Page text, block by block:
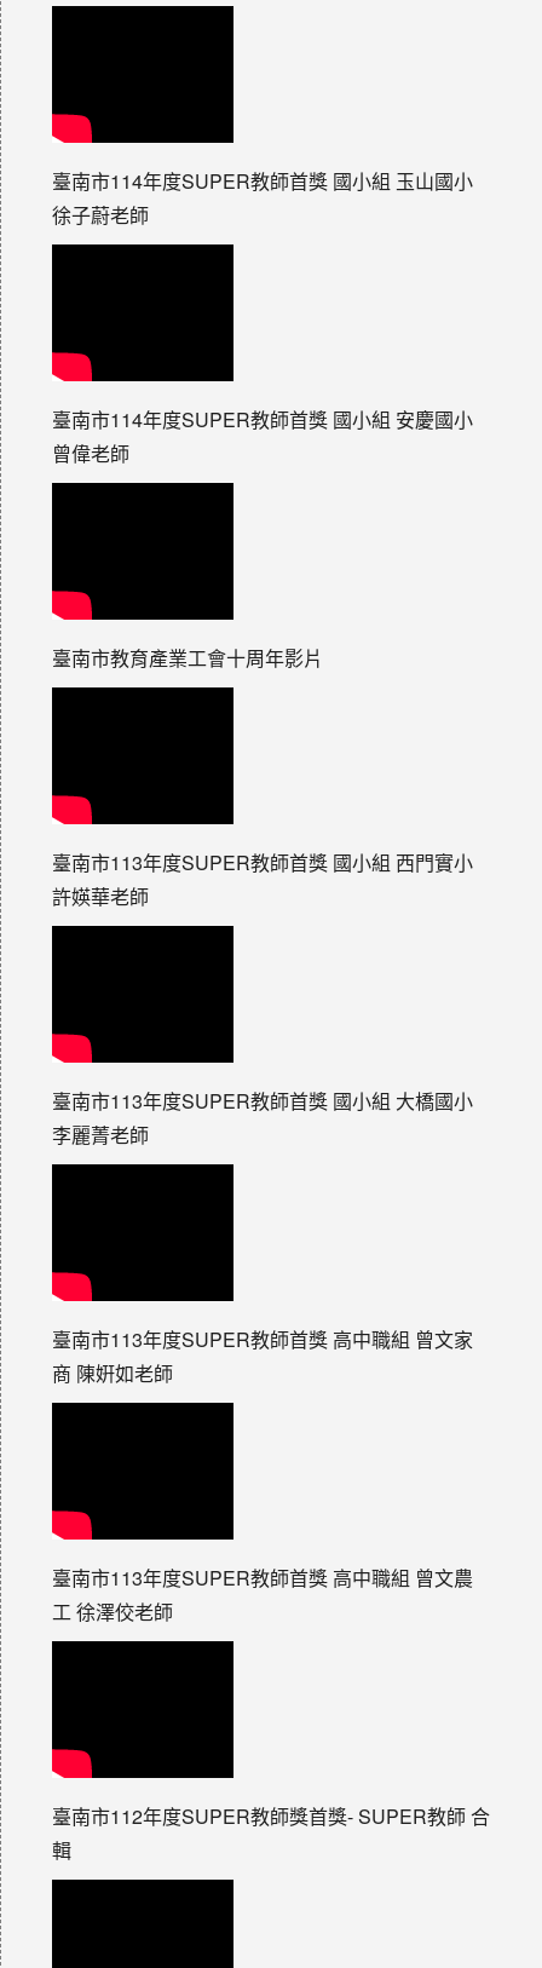
臺南市114年度SUPER教師首獎 國小組 玉山國小
徐子蔚老師
臺南市114年度SUPER教師首獎 國小組 安慶國小
曾偉老師
臺南市教育產業工會十周年影片
臺南市113年度SUPER教師首獎 國小組 西門實小
許媖華老師
臺南市113年度SUPER教師首獎 國小組 大橋國小
李麗菁老師
臺南市113年度SUPER教師首獎 高中職組 曾文家
商 陳姸如老師
臺南市113年度SUPER教師首獎 高中職組 曾文農
工 徐澤佼老師
臺南市112年度SUPER教師獎首獎- SUPER教師 合
輯